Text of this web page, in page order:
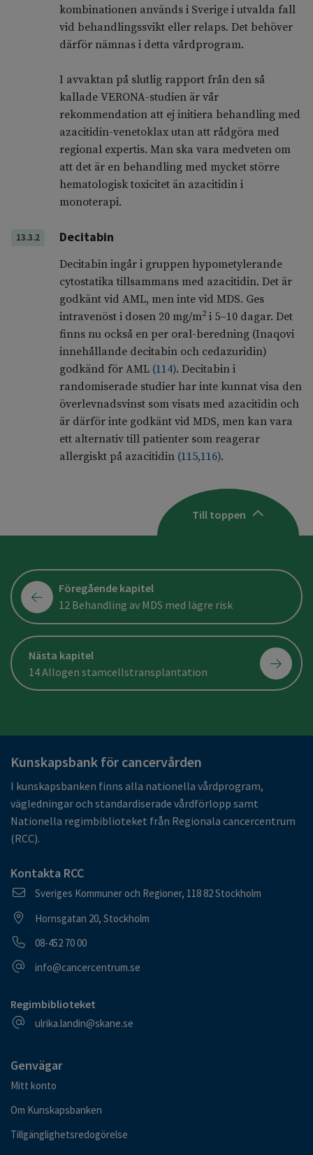
kombinationen används i Sverige i utvalda fall
vid behandlingssvikt eller relaps. Det behöver
därför nämnas i detta vårdprogram.
I avvaktan på slutlig rapport från den så
kallade VERONA-studien är vår
rekommendation att ej initiera behandling med
azacitidin-venetoklax utan att rådgöra med
regional expertis. Man ska vara medveten om
att det är en behandling med mycket större
hematologisk toxicitet än azacitidin i
monoterapi.
13.3.2 Decitabin
Decitabin ingår i gruppen hypometylerande
cytostatika tillsammans med azacitidin. Det är
godkänt vid AML, men inte vid MDS. Ges
intravenöst i dosen 20 mg/m2i 5–10 dagar. Det
finns nu också en per oral-beredning (Inaqovi
innehållande decitabin och cedazuridin)
godkänd för AML (114). Decitabin i
randomiserade studier har inte kunnat visa den
överlevnadsvinst som visats med azacitidin och
är därför inte godkänt vid MDS, men kan vara
ett alternativ till patienter som reagerar
allergiskt på azacitidin (115,116).
Till toppen
Föregående kapitel
12 Behandling av MDS med lägre risk
Nästa kapitel
14 Allogen stamcellstransplantation
Kunskapsbank för cancervården
I kunskapsbanken finns alla nationella vårdprogram,
vägledningar och standardiserade vårdförlopp samt
Nationella regimbiblioteket från Regionala cancercentrum
(RCC).
Kontakta RCC
Postadress
Sveriges Kommuner och Regioner, 118 82 Stockholm
Besöksadress
Hornsgatan 20, Stockholm
Telefonnummer
08-452 70 00
E-postadress
info@cancercentrum.se
Regimbiblioteket
E-postadress
ulrika.landin@skane.se
Genvägar
Mitt konto
Om Kunskapsbanken
Tillgänglighetsredogörelse